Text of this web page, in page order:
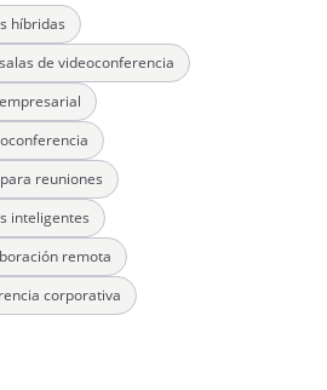
híbridas
de videoconferencia
reuniones
inteligentes
remota
corporativa